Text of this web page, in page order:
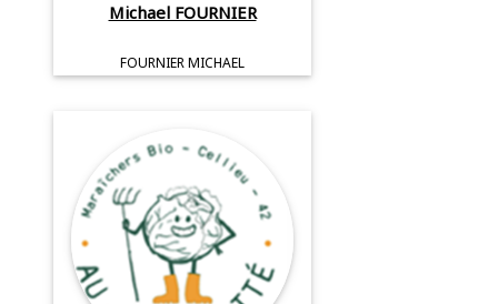
Michael FOURNIER
FOURNIER MICHAEL